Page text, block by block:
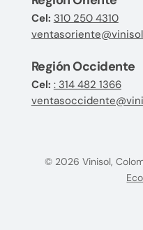
Cel: 310 250 4310
Región Occidente
Cel: : 314 482 1366
© 2026 Vinisol,